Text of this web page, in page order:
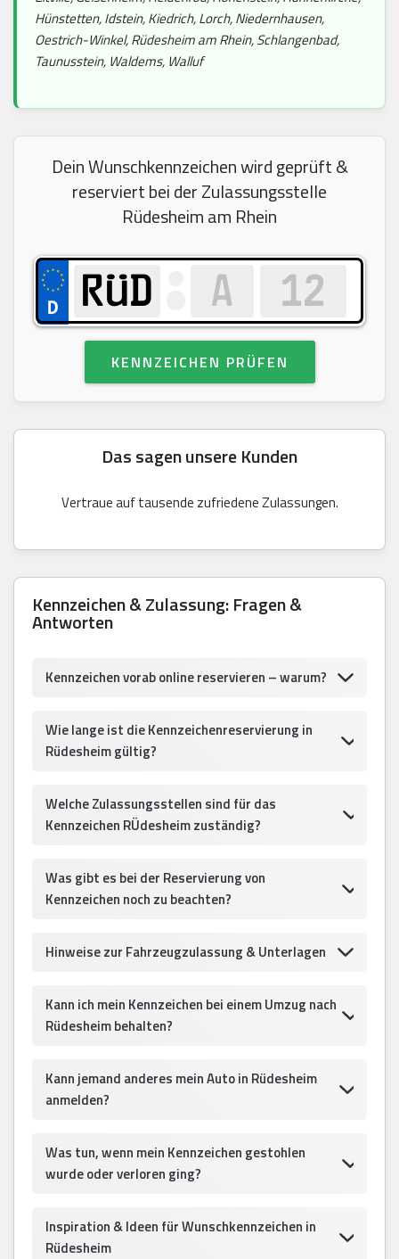
Hünstetten, Idstein, Kiedrich, Lorch, Niedernhausen,
Oestrich-Winkel, Rüdesheim am Rhein, Schlangenbad,
Taunusstein, Waldems, Walluf
Dein Wunschkennzeichen wird geprüft &
reserviert bei der Zulassungsstelle
Rüdesheim am Rhein
KENNZEICHEN PRÜFEN
Das sagen unsere Kunden
Vertraue auf tausende zufriedene Zulassungen.
Kennzeichen & Zulassung: Fragen &
Antworten
Kennzeichen vorab online reservieren – warum?
Wie lange ist die Kennzeichenreservierung in
Rüdesheim gültig?
Welche Zulassungsstellen sind für das
Kennzeichen RÜdesheim zuständig?
Was gibt es bei der Reservierung von
Kennzeichen noch zu beachten?
Hinweise zur Fahrzeugzulassung & Unterlagen
Kann ich mein Kennzeichen bei einem Umzug nach
Rüdesheim behalten?
Kann jemand anderes mein Auto in Rüdesheim
anmelden?
Was tun, wenn mein Kennzeichen gestohlen
wurde oder verloren ging?
Inspiration & Ideen für Wunschkennzeichen in
Rüdesheim